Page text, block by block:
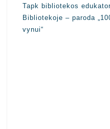
Tapk bibliotekos
Bibliotekoje – paroda
vynui“